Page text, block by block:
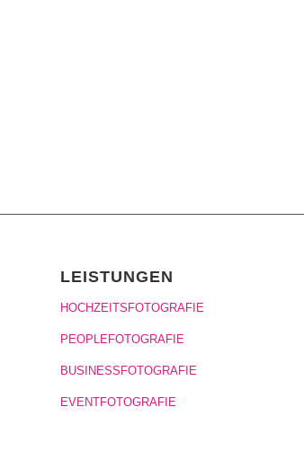
LEISTUNGEN
HOCHZEITSFOTOGRAFIE
PEOPLEFOTOGRAFIE
BUSINESSFOTOGRAFIE
EVENTFOTOGRAFIE